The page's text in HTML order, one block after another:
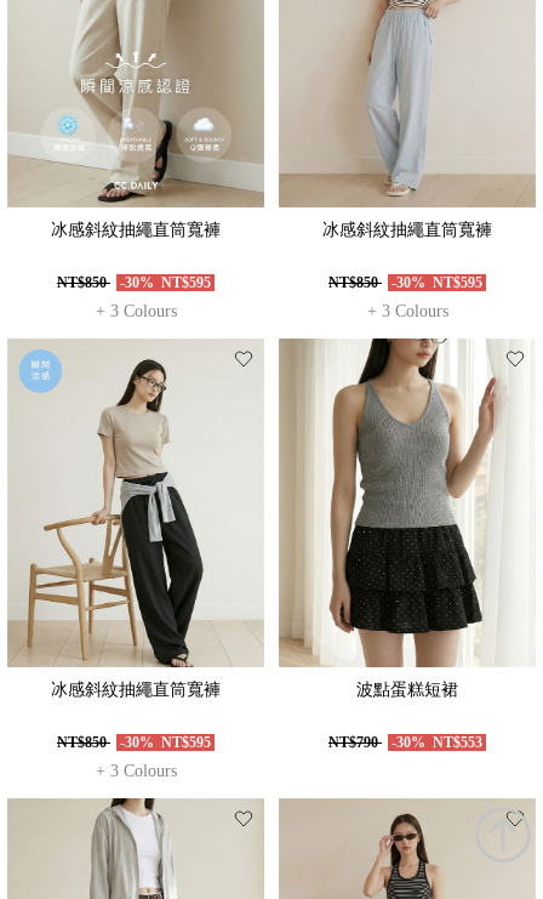
冰感斜紋抽繩直筒寬褲
NT$850 -30% NT$595
+ 3 Colours
冰感斜紋抽繩直筒寬褲
NT$850 -30% NT$595
+ 3 Colours
冰感斜紋抽繩直筒寬褲
NT$850 -30% NT$595
+ 3 Colours
波點蛋糕短裙
NT$790 -30% NT$553